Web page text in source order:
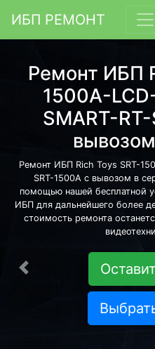
ИБП РЕМОНТ
Ремонт ИБП
1500A-
SMART-
Ремонт ИБП Rich Toys SRT-
SRT-1500A с вывозом в
помощью нашей бесплатной
ИБП для дальнейшего более
стоимость ремонта
Предыдущая